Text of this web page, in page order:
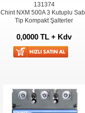
131374
Chint NXM 500A 3 Kutuplu
Tip Kompakt Şalterler
0,0000 TL + Kdv